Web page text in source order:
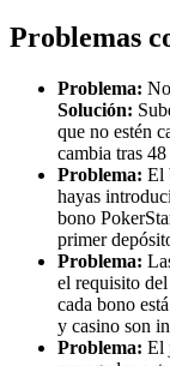
Problemas
Problema:
Solución:
que no estén
cambia tras 48
Problema: El
hayas
bono
primer
Problema:
el requisito
cada bono
y casino son
Problema: El